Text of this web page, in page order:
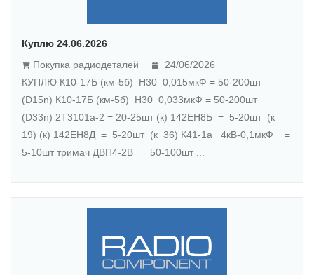
Куплю 24.06.2026
Покупка радиодеталей
24/06/2026
КУПЛЮ К10-17Б (км-5б) Н30 0,015мкФ = 50-200шт
(D15n) К10-17Б (км-5б) Н30 0,033мкФ = 50-200шт
(D33n) 2Т3101а-2 = 20-25шт (к) 142ЕН8Б = 5-20шт (к
19) (к) 142ЕН8Д = 5-20шт (к 36) К41-1а 4кВ-0,1мкФ =
5-10шт тримач ДВП4-2В = 50-100шт ...